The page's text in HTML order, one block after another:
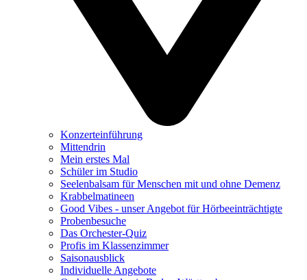
Konzerteinführung
Mittendrin
Mein erstes Mal
Schüler im Studio
Seelenbalsam für Menschen mit und ohne Demenz
Krabbelmatineen
Good Vibes - unser Angebot für Hörbeeinträchtigte
Probenbesuche
Das Orchester-Quiz
Profis im Klassenzimmer
Saisonausblick
Individuelle Angebote